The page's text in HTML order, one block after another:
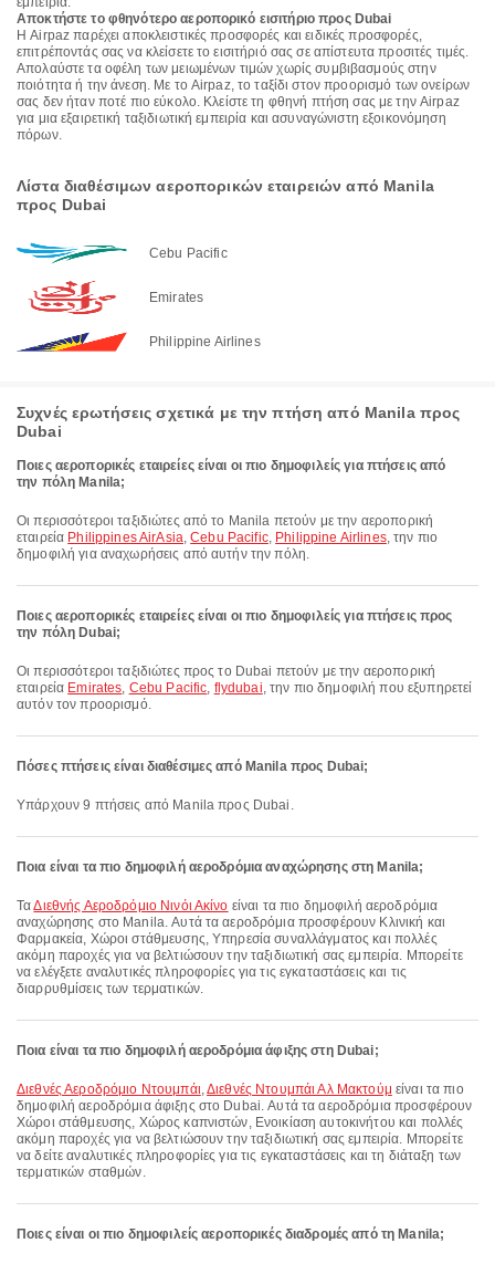
Αποκτήστε το φθηνότερο αεροπορικό εισιτήριο προς Dubai
Η Airpaz παρέχει αποκλειστικές προσφορές και ειδικές προσφορές,
επιτρέποντάς σας να κλείσετε το εισιτήριό σας σε απίστευτα προσιτές τιμές.
Απολαύστε τα οφέλη των μειωμένων τιμών χωρίς συμβιβασμούς στην
ποιότητα ή την άνεση. Με το Airpaz, το ταξίδι στον προορισμό των ονείρων
σας δεν ήταν ποτέ πιο εύκολο. Κλείστε τη φθηνή πτήση σας με την Airpaz
για μια εξαιρετική ταξιδιωτική εμπειρία και ασυναγώνιστη εξοικονόμηση
πόρων.
Λίστα διαθέσιμων αεροπορικών εταιρειών από Manila
προς Dubai
Cebu Pacific
Emirates
Philippine Airlines
Συχνές ερωτήσεις σχετικά με την πτήση από Manila προς
Dubai
Ποιες αεροπορικές εταιρείες είναι οι πιο δημοφιλείς για πτήσεις από
την πόλη Manila;
Οι περισσότεροι ταξιδιώτες από το Manila πετούν με την αεροπορική
εταιρεία Philippines AirAsia,Cebu Pacific, Philippine Airlines, την πιο
δημοφιλή για αναχωρήσεις από αυτήν την πόλη.
Ποιες αεροπορικές εταιρείες είναι οι πιο δημοφιλείς για πτήσεις προς
την πόλη Dubai;
Οι περισσότεροι ταξιδιώτες προς το Dubai πετούν με την αεροπορική
εταιρεία Emirates, Cebu Pacific, flydubai, την πιο δημοφιλή που εξυπηρετεί
αυτόν τον προορισμό.
Πόσες πτήσεις είναι διαθέσιμες από Manila προς Dubai;
Υπάρχουν 9 πτήσεις από Manila προς Dubai.
Ποια είναι τα πιο δημοφιλή αεροδρόμια αναχώρησης στη Manila;
ΤαΔιεθνής Αεροδρόμιο Νινόι Ακίνο είναι τα πιο δημοφιλή αεροδρόμια
αναχώρησης στο Manila. Αυτά τα αεροδρόμια προσφέρουν Κλινική και
Φαρμακεία, Χώροι στάθμευσης, Υπηρεσία συναλλάγματος και πολλές
ακόμη παροχές για να βελτιώσουν την ταξιδιωτική σας εμπειρία. Μπορείτε
να ελέγξετε αναλυτικές πληροφορίες για τις εγκαταστάσεις και τις
διαρρυθμίσεις των τερματικών.
Ποια είναι τα πιο δημοφιλή αεροδρόμια άφιξης στη Dubai;
Διεθνές Αεροδρόμιο Ντουμπάι,Διεθνές Ντουμπάι Αλ Μακτούμ είναι τα πιο
δημοφιλή αεροδρόμια άφιξης στο Dubai. Αυτά τα αεροδρόμια προσφέρουν
Χώροι στάθμευσης, Χώρος καπνιστών, Ενοικίαση αυτοκινήτου και πολλές
ακόμη παροχές για να βελτιώσουν την ταξιδιωτική σας εμπειρία. Μπορείτε
να δείτε αναλυτικές πληροφορίες για τις εγκαταστάσεις και τη διάταξη των
τερματικών σταθμών.
Ποιες είναι οι πιο δημοφιλείς αεροπορικές διαδρομές από τη Manila;